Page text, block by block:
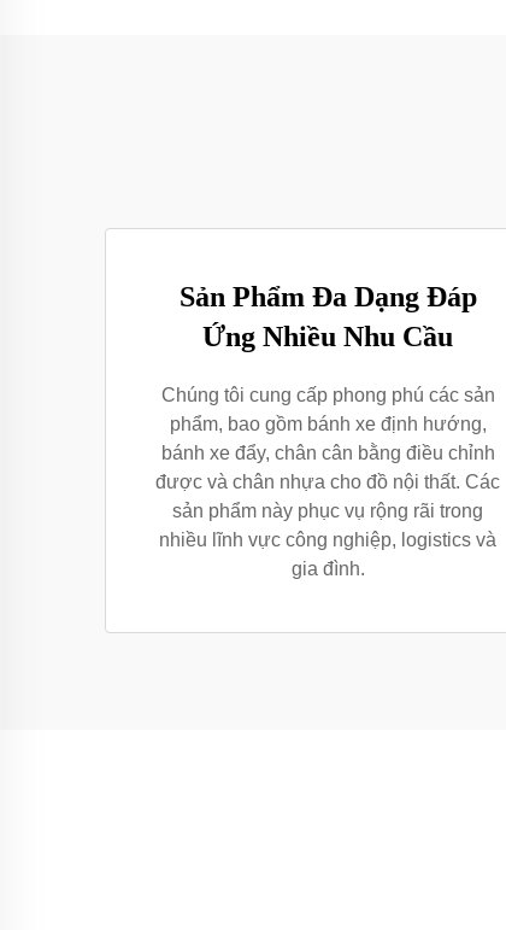
Sản Phẩm Đa Dạng Đáp
Ứng Nhiều Nhu Cầu
Chúng tôi cung cấp phong phú các sản
phẩm, bao gồm bánh xe định hướng,
bánh xe đẩy, chân cân bằng điều chỉnh
được và chân nhựa cho đồ nội thất. Các
sản phẩm này phục vụ rộng rãi trong
nhiều lĩnh vực công nghiệp, logistics và
gia đình.